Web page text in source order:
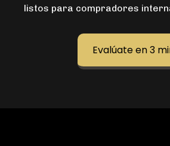
listos para compradores
Evalúate en 3